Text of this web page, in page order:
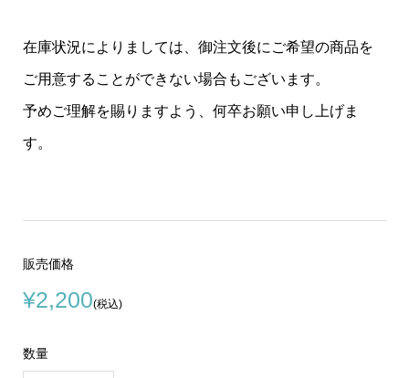
在庫状況によりましては、御注文後にご希望の商品を
ご用意することができない場合もございます。
予めご理解を賜りますよう、何卒お願い申し上げま
す。
販売価格
¥2,200(税込)
数量